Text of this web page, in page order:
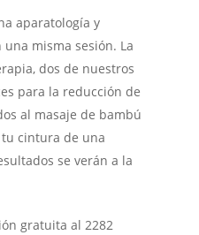
aparatología y
misma sesión. La
dos de nuestros
para la reducción de
al masaje de bambú
cintura de una
se verán a la
gratuita al 2282